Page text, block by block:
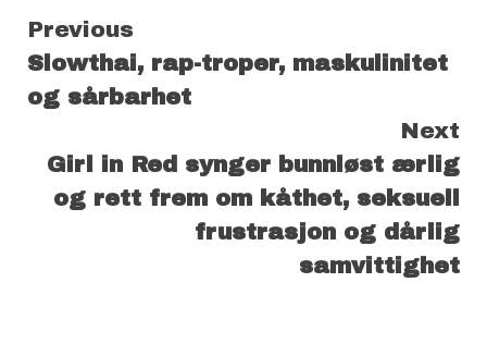
Continue
Reading
Previous
Slowthai, rap-troper, maskulinitet
og sårbarhet
Next
Girl in Red synger bunnløst ærlig
og rett frem om kåthet, seksuell
frustrasjon og dårlig
samvittighet